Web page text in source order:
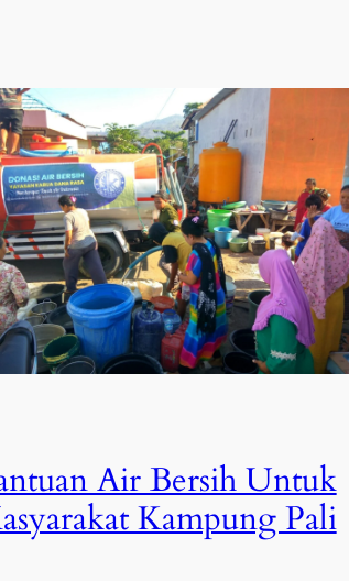
Air Bersih Untuk
Kampung Pali